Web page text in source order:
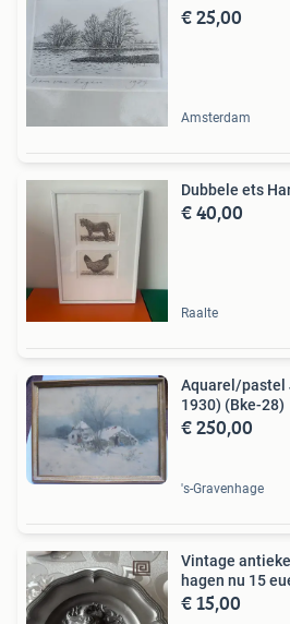
€ 25,00
Amsterdam
Dubbele ets
€ 40,00
Raalte
Aquarel/pastel
1930) (Bke-28)
€ 250,00
's-Gravenhage
Vintage
hagen nu 15
€ 15,00